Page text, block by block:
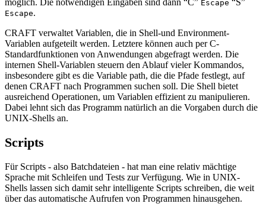
möglich. Die notwendigen Eingaben sind dann “C” Escape “S”
Escape.
CRAFT verwaltet Variablen, die in Shell-und Environment-
Variablen aufgeteilt werden. Letztere können auch per C-
Standardfunktionen von Anwendungen abgefragt werden. Die
internen Shell-Variablen steuern den Ablauf vieler Kommandos,
insbesondere gibt es die Variable path, die die Pfade festlegt, auf
denen CRAFT nach Programmen suchen soll. Die Shell bietet
ausreichend Operationen, um Variablen effizient zu manipulieren.
Dabei lehnt sich das Programm natürlich an die Vorgaben durch die
UNIX-Shells an.
Scripts
Für Scripts - also Batchdateien - hat man eine relativ mächtige
Sprache mit Schleifen und Tests zur Verfügung. Wie in UNIX-
Shells lassen sich damit sehr intelligente Scripts schreiben, die weit
über das automatische Aufrufen von Programmen hinausgehen.